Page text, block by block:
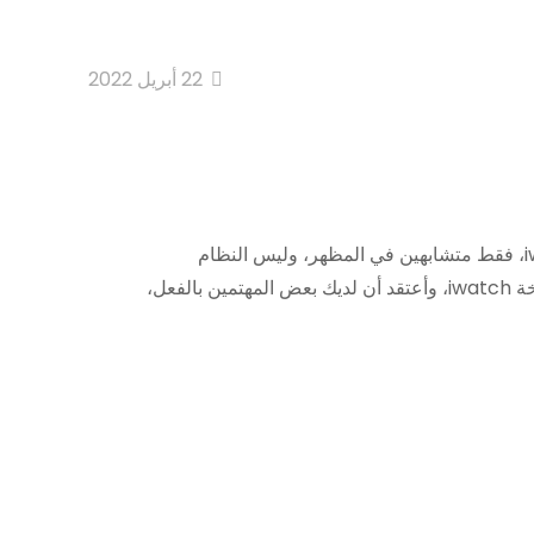
22 أبريل 2022
الساعة الذكية T500، T500 plus، X7، X8، S7، S8، W27، W37 الساعة الذكية، لديهم نفس التصميم، silmar إلى iwatch، فقط متشابهين في المظهر، وليس النظام
والوظيفة. الأهم من ذلك هو سعر الساعة الذكية T500، 1/10 من iwatch، $25.99 فقط. مقابل هذا السعر، يمكنك شراء نسخة iwatch، وأعتقد أن لديك بعض المهتمين بالفعل،